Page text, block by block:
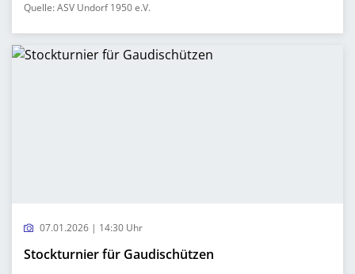
Quelle: ASV Undorf 1950 e.V.
07.01.2026 | 14:30 Uhr
Stockturnier für Gaudischützen